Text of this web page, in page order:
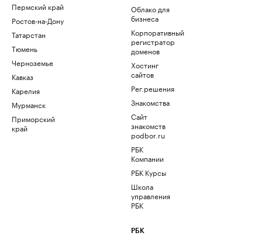
Пермский край
Ростов-на-Дону
Татарстан
Тюмень
Черноземье
Кавказ
Карелия
Мурманск
Приморский
край
Облако для
бизнеса
Корпоративный
регистратор
доменов
Хостинг
сайтов
Рег.решения
Знакомства
Сайт
знакомств
podbor.ru
РБК
Компании
РБК Курсы
Школа
управления
РБК
РБК